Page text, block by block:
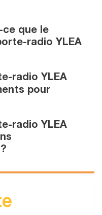
ce que le
radio YLEA
radio YLEA
pour
radio YLEA